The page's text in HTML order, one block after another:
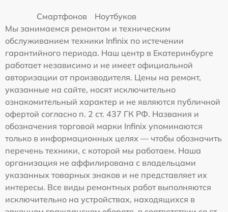
Смартфонов
Ноутбуков
Мы занимаемся ремонтом и техническим
обслуживанием техники Infinix по истечении
гарантийного периода. Наш центр в Екатеринбурге
работает независимо и не имеет официальной
авторизации от производителя. Цены на ремонт,
указанные на сайте, носят исключительно
ознакомительный характер и не являются публичной
офертой согласно п. 2 ст. 437 ГК РФ. Названия и
обозначения торговой марки Infinix упоминаются
только в информационных целях — чтобы обозначить
перечень техники, с которой мы работаем. Наша
организация не аффилирована с владельцами
указанных товарных знаков и не представляет их
интересы. Все виды ремонтных работ выполняются
исключительно на устройствах, находящихся в